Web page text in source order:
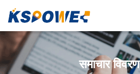
समाचार विवरण